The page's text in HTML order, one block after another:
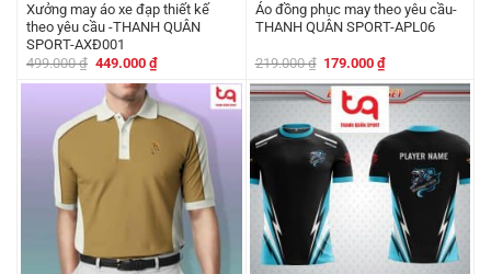
Xưởng may áo xe đạp thiết kế
theo yêu cầu -THANH QUÂN
SPORT-AXĐ001
499.000₫ Giá
là:
499.000 ₫.
449.000 ₫Giá
hiện
tại
là:
449.000 ₫.
Áo đồng phục may theo yêu cầu-
THANH QUÂN SPORT-APL06
219.000₫ Giá
là:
219.000 ₫.
179.000₫Giá
tại
là: